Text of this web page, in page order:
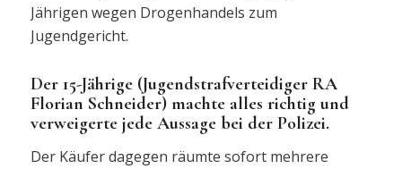
Jährigen wegen Drogenhandels zum
Jugendgericht.
Der 15-Jährige (Jugendstrafverteidiger RA
Florian Schneider) machte alles richtig und
verweigerte jede Aussage bei der Polizei.
Der Käufer dagegen räumte sofort mehrere